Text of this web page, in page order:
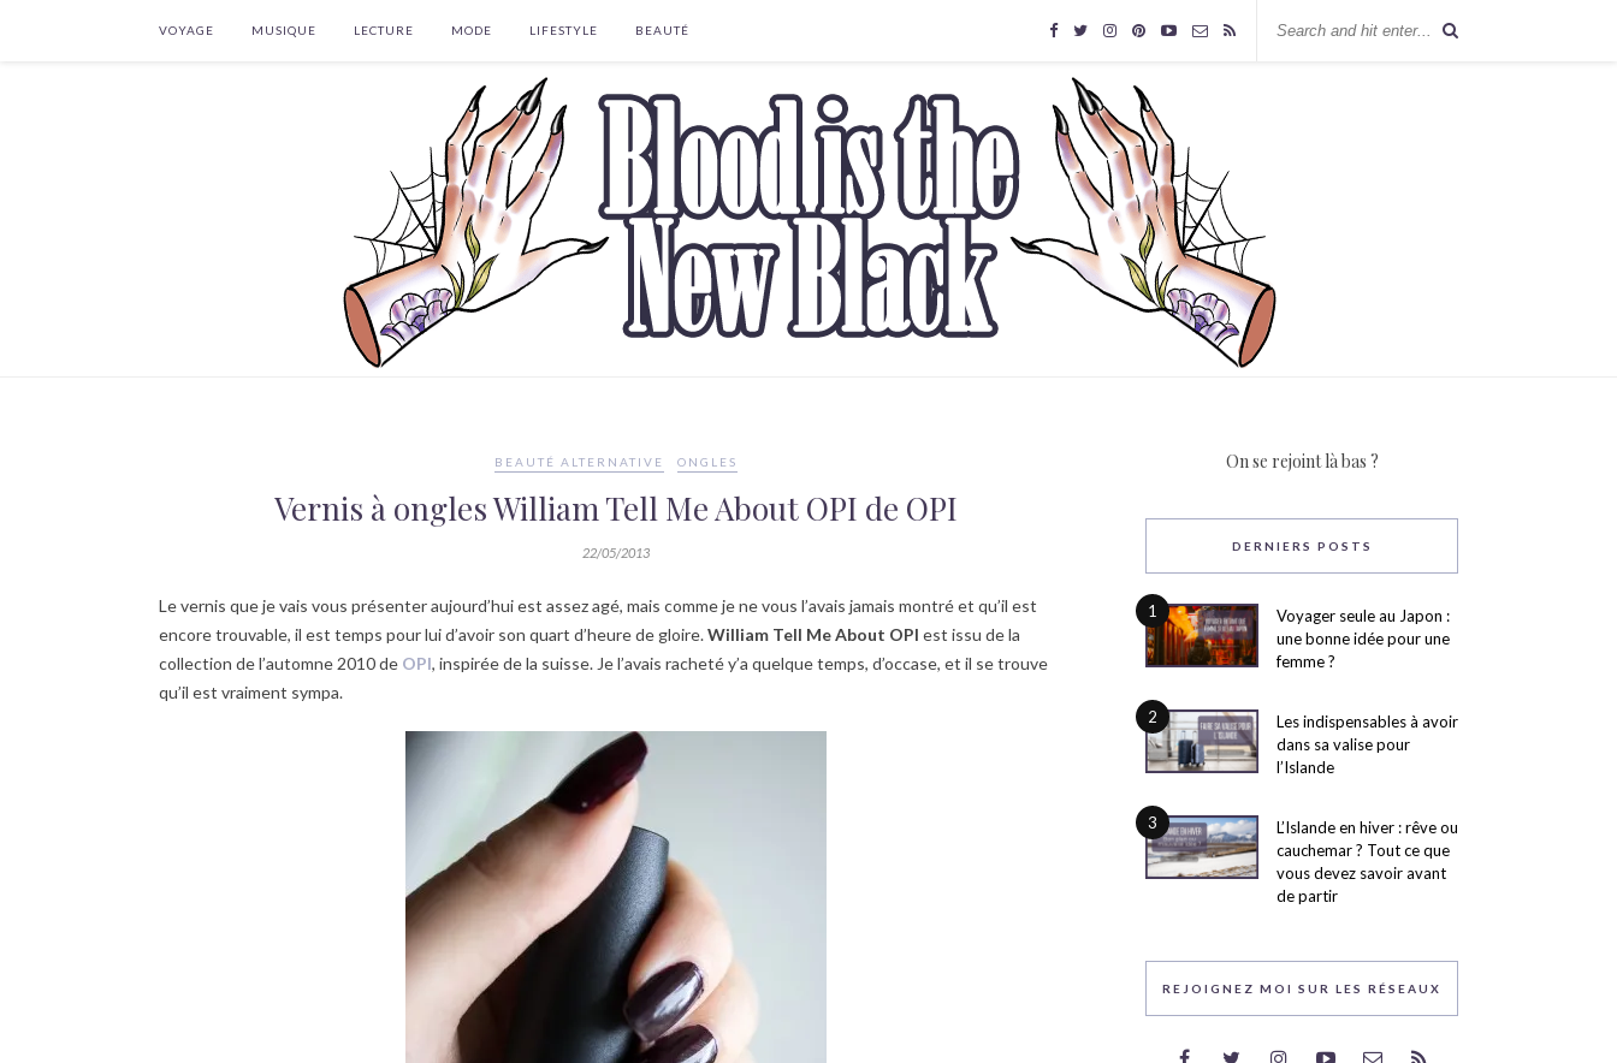
VOYAGE MUSIQUE LECTURE MODE LIFESTYLE BEAUTÉ
BEAUTÉ ALTERNATIVE ONGLES
Vernis à ongles William Tell Me About OPI de OPI
22/05/2013
Le vernis que je vais vous présenter aujourd’hui est assez agé, mais comme je ne vous l’avais jamais montré et qu’il est
encore trouvable, il est temps pour lui d’avoir son quart d’heure de gloire.William Tell Me About OPI est issu de la
collection de l’automne 2010 de OPI, inspirée de la suisse. Je l’avais racheté y’a quelque temps, d’occase, et il se trouve
qu’il est vraiment sympa.
On se rejoint là bas ?
DERNIERS POSTS
1
Voyager seule au Japon :
une bonne idée pour une
femme ?
2
Les indispensables à avoir
dans sa valise pour
l’Islande
3
L’Islande en hiver : rêve ou
cauchemar ? Tout ce que
vous devez savoir avant
de partir
REJOIGNEZ MOI SUR LES RÉSEAUX